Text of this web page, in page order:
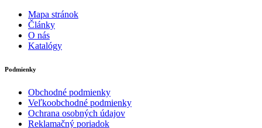
Mapa stránok
Články
O nás
Katalógy
Podmienky
Obchodné podmienky
Veľkoobchodné podmienky
Ochrana osobných údajov
Reklamačný poriadok